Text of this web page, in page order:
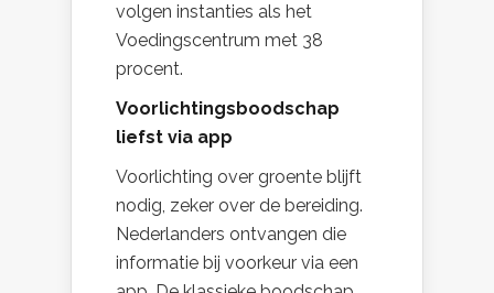
volgen instanties als het
Voedingscentrum met 38
procent.
Voorlichtingsboodschap
liefst via app
Voorlichting over groente blijft
nodig, zeker over de bereiding.
Nederlanders ontvangen die
informatie bij voorkeur via een